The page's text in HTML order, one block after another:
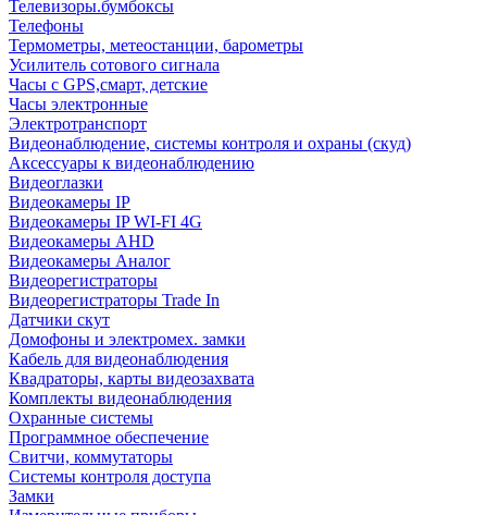
Телевизоры.бумбоксы
Телефоны
Термометры, метеостанции, барометры
Усилитель сотового сигнала
Часы с GPS,смарт, детские
Часы электронные
Электротранспорт
Видеонаблюдение, системы контроля и охраны (скуд)
Аксессуары к видеонаблюдению
Видеоглазки
Видеокамеры IP
Видеокамеры IP WI-FI 4G
Видеокамеры AHD
Видеокамеры Аналог
Видеорегистраторы
Видеорегистраторы Trade In
Датчики скут
Домофоны и электромех. замки
Кабель для видеонаблюдения
Квадраторы, карты видеозахвата
Комплекты видеонаблюдения
Охранные системы
Программное обеспечение
Свитчи, коммутаторы
Системы контроля доступа
Замки